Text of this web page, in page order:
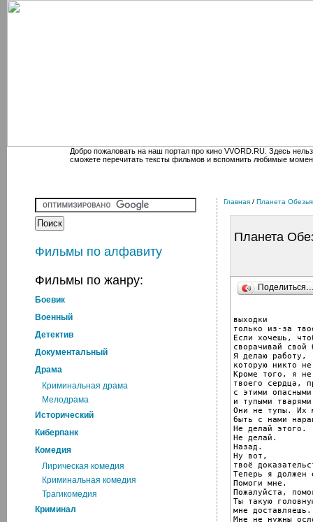
Добро пожаловать на наш портал про кино VVORD.RU. Здесь
сможете перечитать тексты фильмов и вспомнить любимые
Фильмы по алфавиту
Фильмы по жанру:
Боевик
Военный
Детектив
Документальный
Драма
Криминальная драма
Мелодрама
Исторический
Киберпанк
Комедия
Лирическая комедия
Криминальная комедия
Трагикомедия
Криминал
Главная / Планета
Планета
выходки
только из-за
Если хочешь,
сворачивай свой
Я делаю работу,
которую никто
Кроме того, я
твоего сердца,
с этими
и тупыми
Они не тупы. Их
быть с нами
Не делай этого.
Не делай.
Назад.
Ну вот,
твоё
Теперь я должен
Помоги мне.
Пожалуйста,
Ты такую
мне
Мне не нужны